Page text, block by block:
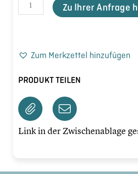
Zu Ihrer Anfrage
Zum Merkzettel hinzufügen
PRODUKT TEILEN
Link in der Zwischenablage